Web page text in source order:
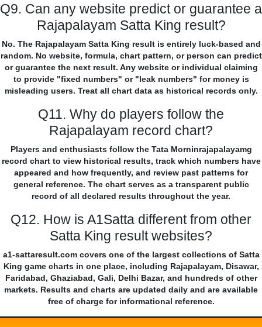
Q9. Can any website predict or guarantee a
Rajapalayam Satta King result?
No. The Rajapalayam Satta King result is entirely luck-based and
random. No website, formula, chart pattern, or person can predict
or guarantee the next result. Any website or individual claiming
to provide "fixed numbers" or "leak numbers" for money is
misleading users. Treat all chart data as historical records only.
Q11. Why do players follow the
Rajapalayam record chart?
Players and enthusiasts follow the Tata Morninrajapalayamg
record chart to view historical results, track which numbers have
appeared and how frequently, and review past patterns for
general reference. The chart serves as a transparent public
record of all declared results throughout the year.
Q12. How is A1Satta different from other
Satta King result websites?
a1-sattaresult.com covers one of the largest collections of Satta
King game charts in one place, including Rajapalayam, Disawar,
Faridabad, Ghaziabad, Gali, Delhi Bazar, and hundreds of other
markets. Results and charts are updated daily and are available
free of charge for informational reference.